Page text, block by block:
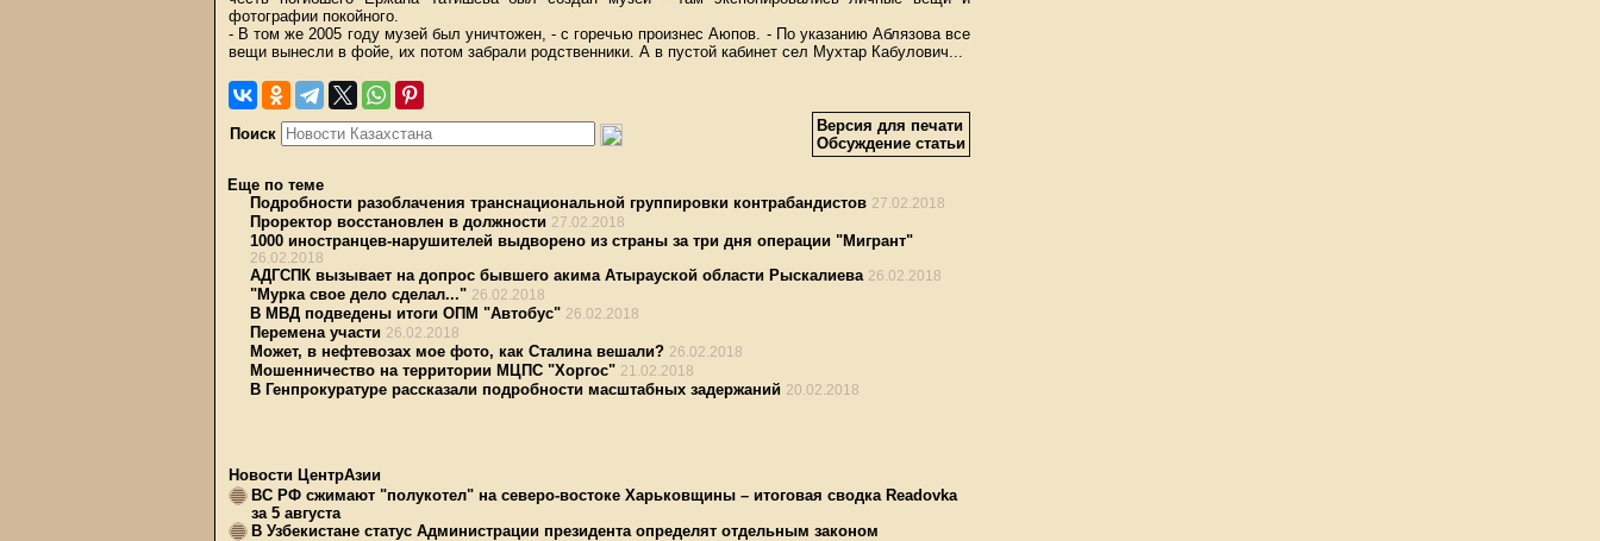
фотографии покойного.
- В том же 2005 году музей был уничтожен, - с горечью произнес Аюпов. - По указанию Аблязова все
вещи вынесли в фойе, их потом забрали родственники. А в пустой кабинет сел Мухтар Кабулович...
Поиск
Версия для печати
Обсуждение статьи
Еще по теме
Подробности разоблачения транснациональной группировки контрабандистов 27.02.2018
Проректор восстановлен в должности 27.02.2018
1000 иностранцев-нарушителей выдворено из страны за три дня операции "Мигрант"
26.02.2018
АДГСПК вызывает на допрос бывшего акима Атырауской области Рыскалиева 26.02.2018
"Мурка свое дело сделал..." 26.02.2018
В МВД подведены итоги ОПМ "Автобус" 26.02.2018
Перемена участи 26.02.2018
Может, в нефтевозах мое фото, как Сталина вешали? 26.02.2018
Мошенничество на территории МЦПС "Хоргос" 21.02.2018
В Генпрокуратуре рассказали подробности масштабных задержаний 20.02.2018
Новости ЦентрАзии
ВС РФ сжимают "полукотел" на северо-востоке Харьковщины – итоговая сводка Readovka
за 5 августа
В Узбекистане статус Администрации президента определят отдельным законом